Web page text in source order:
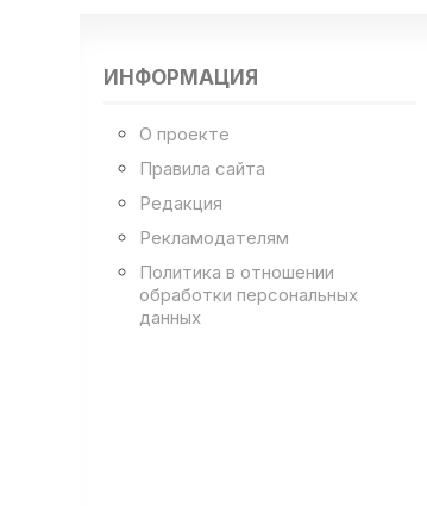
ИНФОРМАЦИЯ
О проекте
Правила сайта
Редакция
Рекламодателям
Политика в отношении
обработки персональных
данных